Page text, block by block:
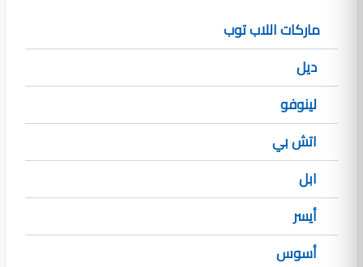
ماركات اللاب توب
ديل
لينوفو
اتش بي
ابل
أيسر
أسوس